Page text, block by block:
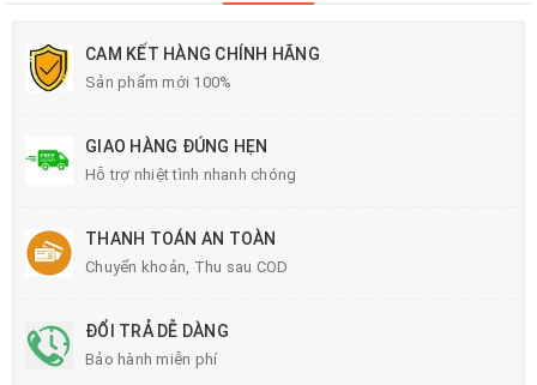
CAM KẾT HÀNG CHÍNH HÃNG
Sản phẩm mới 100%
GIAO HÀNG ĐÚNG HẸN
Hỗ trợ nhiệt tình nhanh chóng
THANH TOÁN AN TOÀN
Chuyển khoản, Thu sau COD
ĐỔI TRẢ DỄ DÀNG
Bảo hành miễn phí